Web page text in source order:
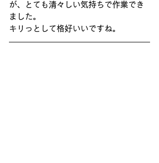
が、とても清々しい気持ちで作業でき
ました。
キリっとして格好いいですね。